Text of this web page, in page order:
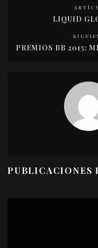
LIQUID
PREMIOS BB 2015:
PUBLICACIONES